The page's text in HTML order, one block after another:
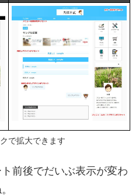
で拡大できます
前後でだいぶ表示が変わ